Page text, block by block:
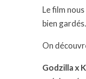
Le film
bien gardés.
On
Godzilla x